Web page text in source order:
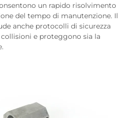
un rapido risolvimento
del tempo di manutenzione. Il
anche protocolli di sicurezza
e proteggono sia la